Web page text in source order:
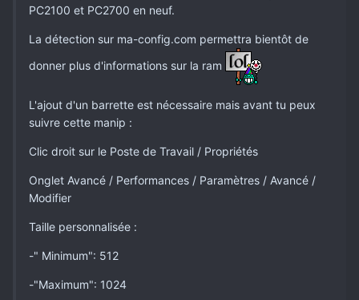
PC2100 et PC2700 en neuf.
La détection sur ma-config.com permettra bientôt de
donner plus d'informations sur la ram
L'ajout d'un barrette est nécessaire mais avant tu peux
suivre cette manip :
Clic droit sur le Poste de Travail / Propriétés
Onglet Avancé / Performances / Paramètres / Avancé /
Modifier
Taille personnalisée :
-" Minimum": 512
-"Maximum": 1024